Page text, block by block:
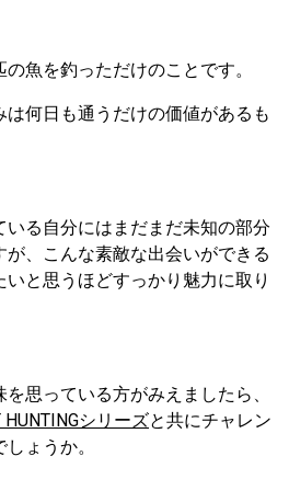
魚を釣っただけのことです。
何日も通うだけの価値があるも
る自分にはまだまだ未知の部分
、こんな素敵な出会いができる
と思うほどすっかり魅力に取り
思っている方がみえましたら、
HUNTINGシリーズと共にチャレン
ょうか。